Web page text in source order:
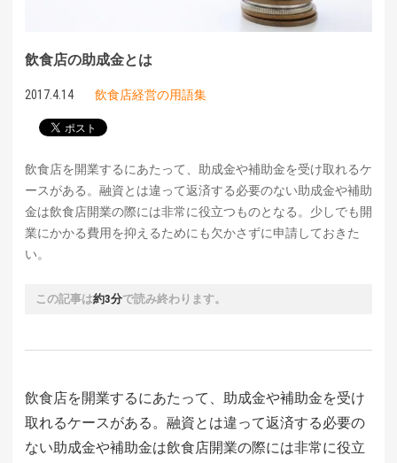
飲食店の助成金とは
2017.4.14 飲食店経営の用語集
飲食店を開業するにあたって、助成金や補助金を受け取れるケ
ースがある。融資とは違って返済する必要のない助成金や補助
金は飲食店開業の際には非常に役立つものとなる。少しでも開
業にかかる費用を抑えるためにも欠かさずに申請しておきた
い。
この記事は約3分で読み終わります。
飲食店を開業するにあたって、助成金や補助金を受け
取れるケースがある。融資とは違って返済する必要の
ない助成金や補助金は飲食店開業の際には非常に役立